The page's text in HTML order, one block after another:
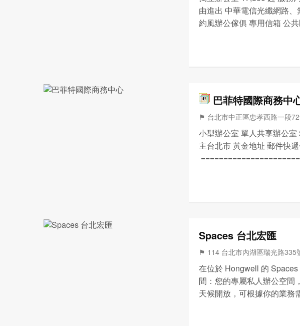
由進出 中華電信光纖網路
約風辦公傢俱 專用信箱 公
巴菲特國際商務中
⚑ 台北市中正區忠孝西路一
小型辦公室 單人共享辦公
主台北市 黃金地址 郵件快
Spaces 台北宏匯
⚑ 114 台北市內湖區瑞光路
在位於 Hongwell 的
間：您的專屬私人辦公空間
天候開放，可根據你的業務